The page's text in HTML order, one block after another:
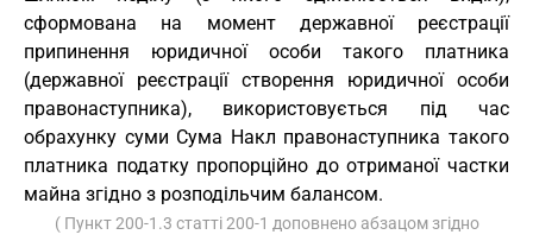
сформована на момент державної реєстрації
припинення юридичної особи такого платника
(державної реєстрації створення юридичної особи
правонаступника), використовується під час
обрахунку суми Сума Накл правонаступника такого
платника податку пропорційно до отриманої частки
майна згідно з розподільчим балансом.
( Пункт 200-1.3 статті 200-1 доповнено абзацом згідно